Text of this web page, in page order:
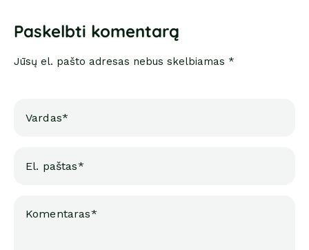
Paskelbti komentarą
Jūsų el. pašto adresas nebus skelbiamas *